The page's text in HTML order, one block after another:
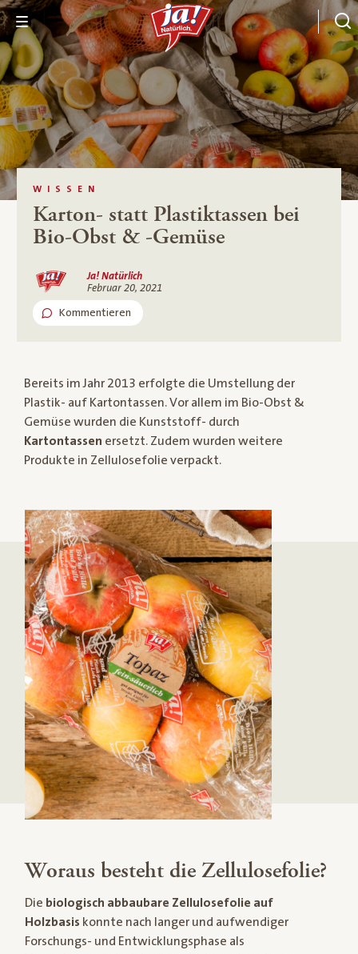
WISSEN
Karton- statt Plastiktassen bei
Bio-Obst & -Gemüse
Ja! Natürlich
Februar 20, 2021
Kommentieren
Bereits im Jahr 2013 erfolgte die Umstellung der
Plastik- auf Kartontassen. Vor allem im Bio-Obst &
Gemüse wurden die Kunststoff- durch
Kartontassen ersetzt. Zudem wurden weitere
Produkte in Zellulosefolie verpackt.
Woraus besteht die Zellulosefolie?
Die biologisch abbaubare Zellulosefolie auf
Holzbasis konnte nach langer und aufwendiger
Forschungs- und Entwicklungsphase als